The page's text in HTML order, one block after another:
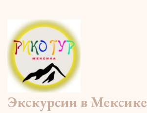
Экскурсии в Мексике